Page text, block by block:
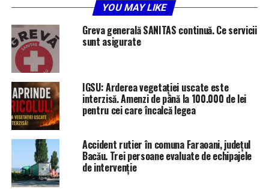
concepută pentru industriile de gaming și e-sport. Cu
peste 1750 jocuri în
portofoliu, din care peste 450 de jocuri relevante pentru
piețele europene,
platforma oferă advertiserilor posibilitatea de a afișa
nativ reclame în jocuri,
fără a întrerupe în vreun fel experiența jucătorului.
Formatele de publicitate
disponibile sunt de tip imagine, video sau audio.
Campaniile publicitare in-
game pot fi distribuite în funcție de geolocație, vârstă,
sex sau interese și
categorii de jocuri.
YOU MAY LIKE
Greva generală SANITAS continuă. Ce servicii
sunt asigurate
IGSU: Arderea vegetației uscate este
interzisă. Amenzi de până la 100.000 de lei
pentru cei care încalcă legea
Accident rutier în comuna Faraoani, județul
Bacău. Trei persoane evaluate de echipajele
de intervenție